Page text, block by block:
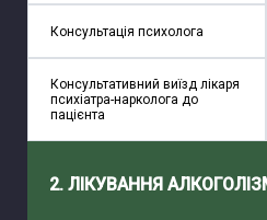
Консультація психолога
Консультативний виїзд лікаря
психіатра-нарколога до
пацієнта
2. ЛІКУВАННЯ